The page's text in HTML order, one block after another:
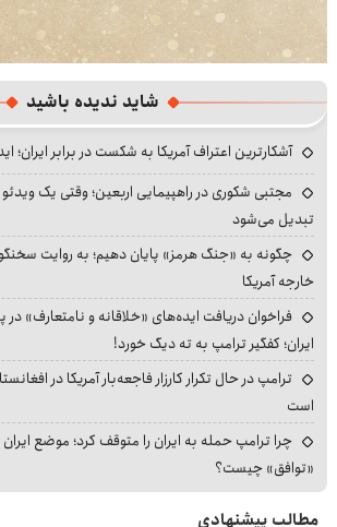
شاید ندیده باشید
آشکارترین اعتراف آمریکا به شکست در برابر ایران؛
مجتبی شکوری در راهپیمایی اربعین؛ وقتی یک ویدئو
تبدیل می‌شود
چگونه به «جنگ هرمز» پایان دهیم؛ به روایت
خارجه آمریکا
فراخوان دریافت ایده‌های «خلاقانه و نامتعارف» در
ایران؛ کفگیر ترامپ به ته دیگ خورد!
ترامپ در حال تکرار کارزار فاجعه‌بار آمریکا در
است
چرا ترامپ حمله به ایران را متوقف کرد؛ موضع ایران
«توافق» چیست؟
مطالب پیشنهادی